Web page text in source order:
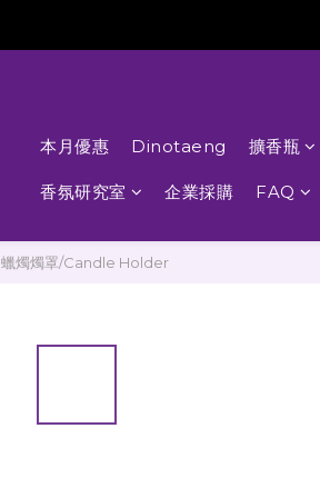
本月優惠 Dinotaeng 擴香瓶
香氛研究室 企業採購 FAQ
蠟燭燭罩/Candle Holder